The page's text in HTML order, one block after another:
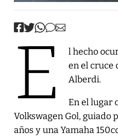
E
l hecho
en el cruce
Alberdi.
En el lugar
Volkswagen Gol, guiado
años y una Yamaha